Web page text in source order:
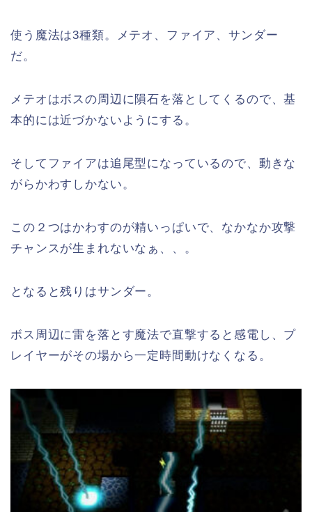
使う魔法は3種類。メテオ、ファイア、サンダー
だ。
メテオはボスの周辺に隕石を落としてくるので、基
本的には近づかないようにする。
そしてファイアは追尾型になっているので、動きな
がらかわすしかない。
この２つはかわすのが精いっぱいで、なかなか攻撃
チャンスが生まれないなぁ、、。
となると残りはサンダー。
ボス周辺に雷を落とす魔法で直撃すると感電し、プ
レイヤーがその場から一定時間動けなくなる。